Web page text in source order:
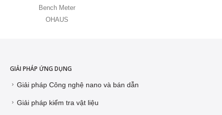
Bench Meter
OHAUS
GIẢI PHÁP ỨNG DỤNG
Giải pháp Công nghệ nano và bán dẫn
Giải pháp kiểm tra vật liệu